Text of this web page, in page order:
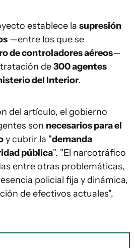
establece la supresión
—entre los que se
de controladores aéreos—
de300 agentes
del Interior.
del artículo, el gobierno
son necesarios para el
y cubrir la "demanda
pública". "El narcotráfico
entre otras problemáticas,
policial fija y dinámica,
de efectivos actuales",